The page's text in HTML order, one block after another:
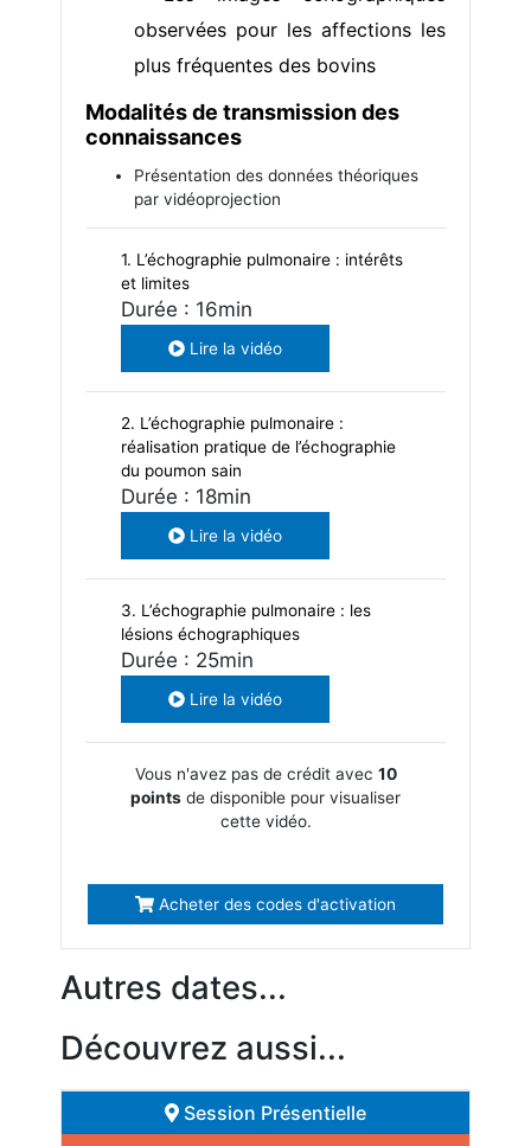
observées pour les affections les
plus fréquentes des bovins
Modalités de transmission des
connaissances
Présentation des données théoriques
par vidéoprojection
1. L’échographie pulmonaire : intérêts
et limites
Durée : 16min
Lire la vidéo
2. L’échographie pulmonaire :
réalisation pratique de l’échographie
du poumon sain
Durée : 18min
Lire la vidéo
3. L’échographie pulmonaire : les
lésions échographiques
Durée : 25min
Lire la vidéo
Vous n'avez pas de crédit avec 10
points de disponible pour visualiser
cette vidéo.
Acheter des codes d'activation
Autres dates...
Découvrez aussi...
Session Présentielle